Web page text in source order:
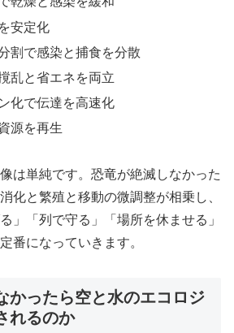
安定化
割で感染と捕食を分散
乱と省エネを両立
化で伝達を高速化
源を再生
は単純です。恐竜が絶滅しなかった
化と繁殖と移動の微調整が相乗し、
」「列で守る」「場所を休ませる」
番になっていきます。
かったら空と水のエコロジ
れるのか